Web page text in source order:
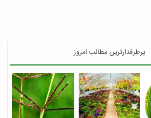
پرطرفدارترین مطالب امروز